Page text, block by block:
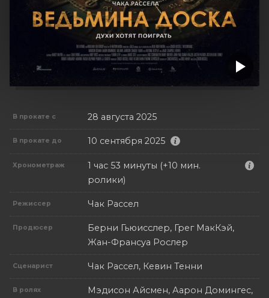
В прокате с 28 августа 2025
В прокате до 10 сентября 2025
Хронометраж
1 час 53 минуты (+10 мин.
ролики)
Режиссер Чак Рассел
Продюсер
Берни Гьюисслер, Грег МакКэй,
Жан-Франсуа Рослер
Сценарист Чак Рассел, Кевин Тенни
В ролях
Мэдисон Айсмен, Аарон Домингес,